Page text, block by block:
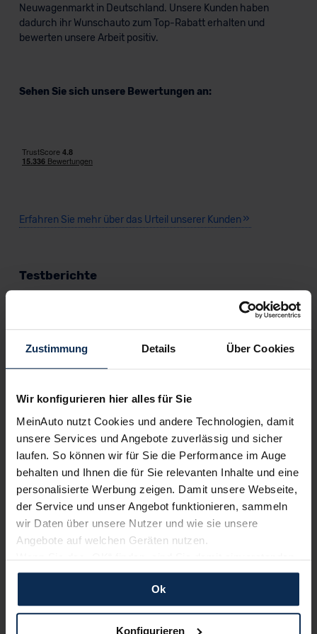
Zustimmung Details Über Cookies
Wir konfigurieren hier alles für Sie
MeinAuto nutzt Cookies und andere Technologien, damit
unsere Services und Angebote zuverlässig und sicher
laufen. So können wir für Sie die Performance im Auge
behalten und Ihnen die für Sie relevanten Inhalte und eine
personalisierte Werbung zeigen. Damit unsere Webseite,
der Service und unser Angebot funktionieren, sammeln
wir Daten über unsere Nutzer und wie sie unsere
Angebote auf welchen Geräten nutzen.
Wenn Sie das „OK“ finden, sind Sie damit einverstanden
und erlauben uns Cookies für unseren Service zu
verwenden und diese Daten an Dritte weiterzugeben,
etwa an unsere Marketingpartner. Falls Sie dem nicht
zustimmen möchten, beschränken wir uns auf die
Ok
Konfigurieren
Neuwagenmarkt in Deutschland. Unsere Kunden haben
dadurch ihr Wunschauto zum Top-Rabatt erhalten und
bewerten unsere Arbeit positiv.
Sehen Sie sich unsere Bewertungen an:
Erfahren Sie mehr über das Urteil unserer Kunden
Testberichte
KI-generiert
Peugeot e-Boxer (Test 2022): Steigert oder
senkt der E-Antrieb den Nutzwert des Top-
LCVs?
Mehr und mehr leichte Nutzfahrzeuge holen sich ihre
Antriebsenergie aus der Steckdose. Auch Peugeot hat eine
große Elektrooffensive gestartet. Wir testen das größte leichte
Nutzfahrzeug der Franzosen: den e-Boxer.